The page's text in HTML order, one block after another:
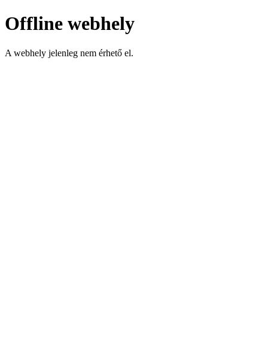
Offline webhely
A webhely jelenleg nem érhető el.